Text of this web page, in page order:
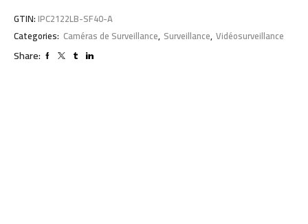
GTIN:IPC2122LB-SF40-A
Categories: Caméras de Surveillance, Surveillance, Vidéosurveillance
Share: